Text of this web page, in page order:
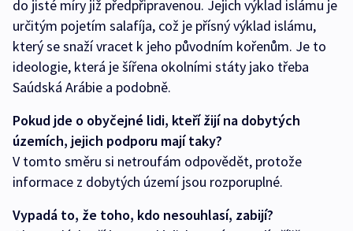
do jisté míry již předpřipravenou. Jejich výklad islámu je
určitým pojetím salafíja, což je přísný výklad islámu,
který se snaží vracet k jeho původním kořenům. Je to
ideologie, která je šířena okolními státy jako třeba
Saúdská Arábie a podobně.
Pokud jde o obyčejné lidi, kteří žijí na dobytých
územích, jejich podporu mají taky?
V tomto směru si netroufám odpovědět, protože
informace z dobytých území jsou rozporuplné.
Vypadá to, že toho, kdo nesouhlasí, zabijí?